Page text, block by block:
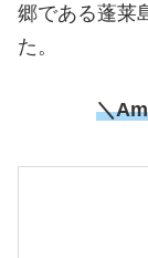
郷である蓬莱
た。
＼